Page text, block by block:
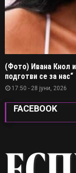
(Фото) Ивана Кнол
подготви се за нас“
17:50 - 28 јуни, 2026
FACEBOOK